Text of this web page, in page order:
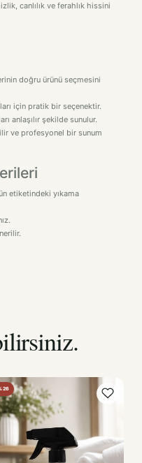
canlılık ve ferahlık hissini
doğru ürünü seçmesini
için pratik bir seçenektir.
anlaşılır şekilde sunulur.
ve profesyonel bir sunum
etiketindeki yıkama